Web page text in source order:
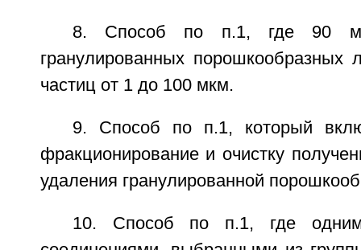
8. Способ по п.1, где 90
гранулированных порошкообразных
частиц от 1 до 100 мкм.
9. Способ по п.1, который
фракционирование и очистку
удаления гранулированной
10. Способ по п.1, где